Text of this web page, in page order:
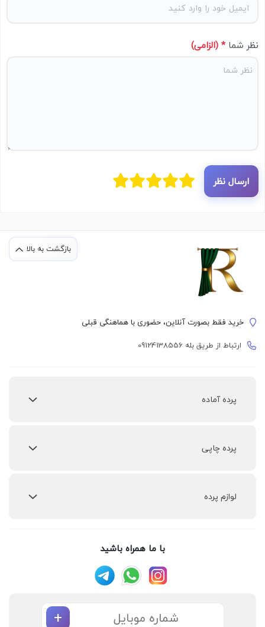
نظر شما* (الزامی)
ارسال نظر
بازگشت به بالا
خرید فقط بصورت آنلاین، حضوری با هماهنگی قبلی
ارتباط از طریق بله 09124138556
پرده‌ آماده
پرده چاپی
لوازم پرده
با ما همراه باشید
+